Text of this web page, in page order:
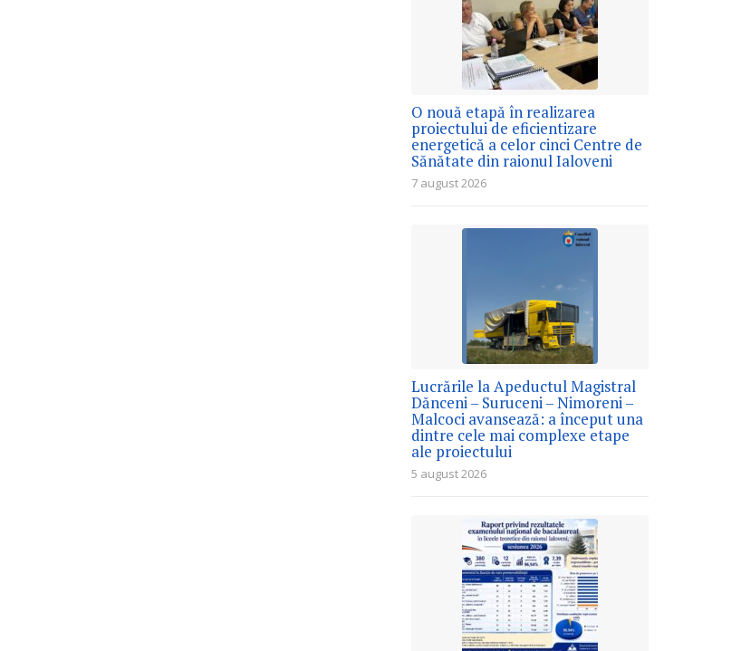
O nouă etapă în realizarea
proiectului de eficientizare
energetică a celor cinci Centre de
Sănătate din raionul Ialoveni
7 august 2026
Lucrările la Apeductul Magistral
Dănceni – Suruceni – Nimoreni –
Malcoci avansează: a început una
dintre cele mai complexe etape
ale proiectului
5 august 2026